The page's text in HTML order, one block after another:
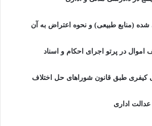
(منابع طبیعی) و نحوه اعتراض به آن
در پرتو اجرای احکام و اسناد
کیفری طبق قانون شوراهای حل اختلاف